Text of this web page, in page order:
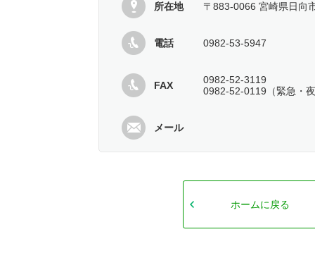
所在地 〒883-0066 宮崎県日向
電話 0982-53-5947
FAX
0982-52-3119
0982-52-0119（緊急・
メール
ホームに戻る